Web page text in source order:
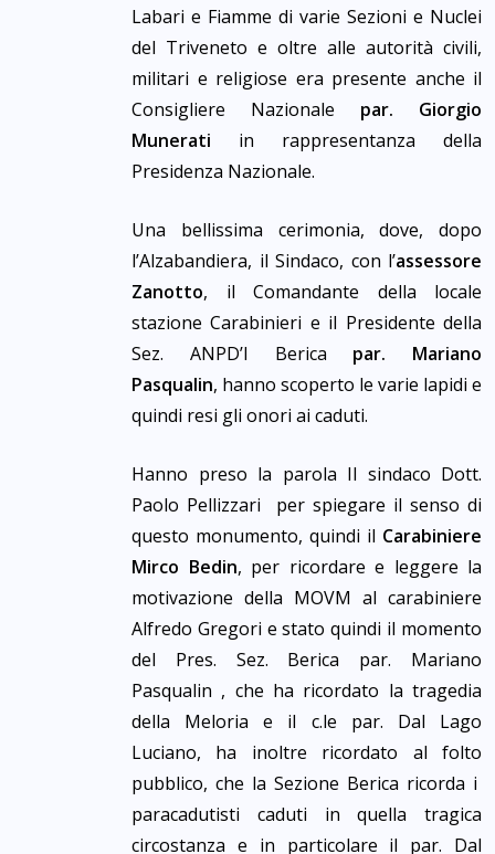
Labari e Fiamme di varie Sezioni e Nuclei
del Triveneto e oltre alle autorità civili,
militari e religiose era presente anche il
Consigliere Nazionale par. Giorgio
Munerati in rappresentanza della
Presidenza Nazionale.
Una bellissima cerimonia, dove, dopo
l’Alzabandiera, il Sindaco, con l’assessore
Zanotto, il Comandante della locale
stazione Carabinieri e il Presidente della
Sez. ANPD’I Berica par. Mariano
Pasqualin, hanno scoperto le varie lapidi e
quindi resi gli onori ai caduti.
Hanno preso la parola Il sindaco Dott.
Paolo Pellizzari per spiegare il senso di
questo monumento, quindi il Carabiniere
Mirco Bedin, per ricordare e leggere la
motivazione della MOVM al carabiniere
Alfredo Gregori e stato quindi il momento
del Pres. Sez. Berica par. Mariano
Pasqualin , che ha ricordato la tragedia
della Meloria e il c.le par. Dal Lago
Luciano, ha inoltre ricordato al folto
pubblico, che la Sezione Berica ricorda i
paracadutisti caduti in quella tragica
circostanza e in particolare il par. Dal